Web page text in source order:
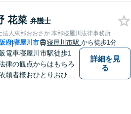
を大切にして、さまざ
題の解決に向けてサポ
せていただきます。
花菜 弁護士
法人東部おおさか 本部寝屋川法律事務所
府|寝屋川市 寝屋川市駅 から徒歩1分
阪電車寝屋川市駅徒歩1
律の観点からはもちろ
頼者様おひとりおひと
詳細を見
る